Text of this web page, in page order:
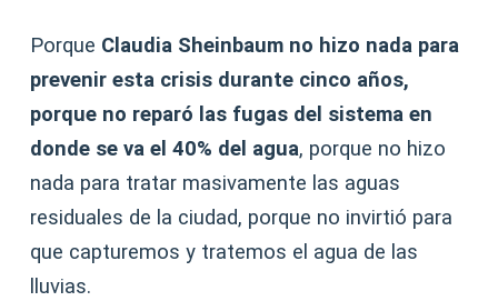
Porque Claudia Sheinbaum no hizo nada para
prevenir esta crisis durante cinco años,
porque no reparó las fugas del sistema en
donde se va el 40% del agua, porque no hizo
nada para tratar masivamente las aguas
residuales de la ciudad, porque no invirtió para
que capturemos y tratemos el agua de las
lluvias.